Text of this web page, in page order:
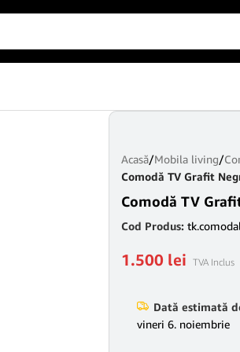
Acasă/Mobila living/
Comodă TV Grafit
Comodă TV
Cod Produs:
1.500 lei TVA Inclus
Dată estimată
vineri 6. noiembrie